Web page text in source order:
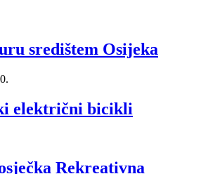
središtem Osijeka
električni bicikli
Rekreativna